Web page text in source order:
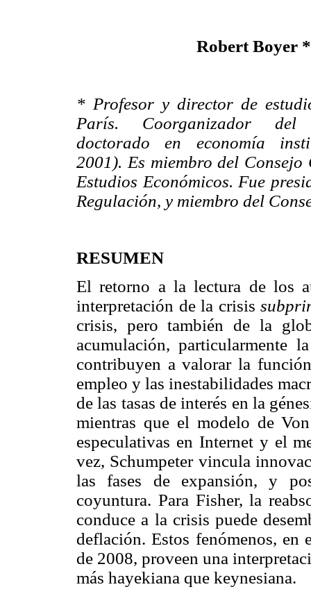
Robert Boyer *
* Profesor y director de
París. Coorganizador
doctorado en economía
2001). Es miembro del
Estudios Económicos. Fue
Regulación, y miembro del
RESUMEN
El retorno a la lectura de los
interpretación de la crisis
crisis, pero también de la
acumulación, particularmente
contribuyen a valorar la
empleo y las inestabilidades
de las tasas de interés en la
mientras que el modelo de
especulativas en Internet y el
vez, Schumpeter vincula
las fases de expansión, y
coyuntura. Para Fisher, la
conduce a la crisis puede
deflación. Estos fenómenos, en
de 2008, proveen una
más hayekiana que keynesiana.